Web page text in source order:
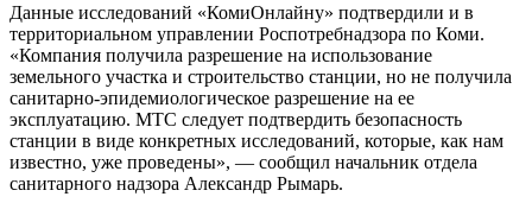
Данные исследований «КомиОнлайну» подтвердили и в
территориальном управлении Роспотребнадзора по Коми.
«Компания получила разрешение на использование
земельного участка и строительство станции, но не получила
санитарно-эпидемиологическое разрешение на ее
эксплуатацию. МТС следует подтвердить безопасность
станции в виде конкретных исследований, которые, как нам
известно, уже проведены», — сообщил начальник отдела
санитарного надзора Александр Рымарь.